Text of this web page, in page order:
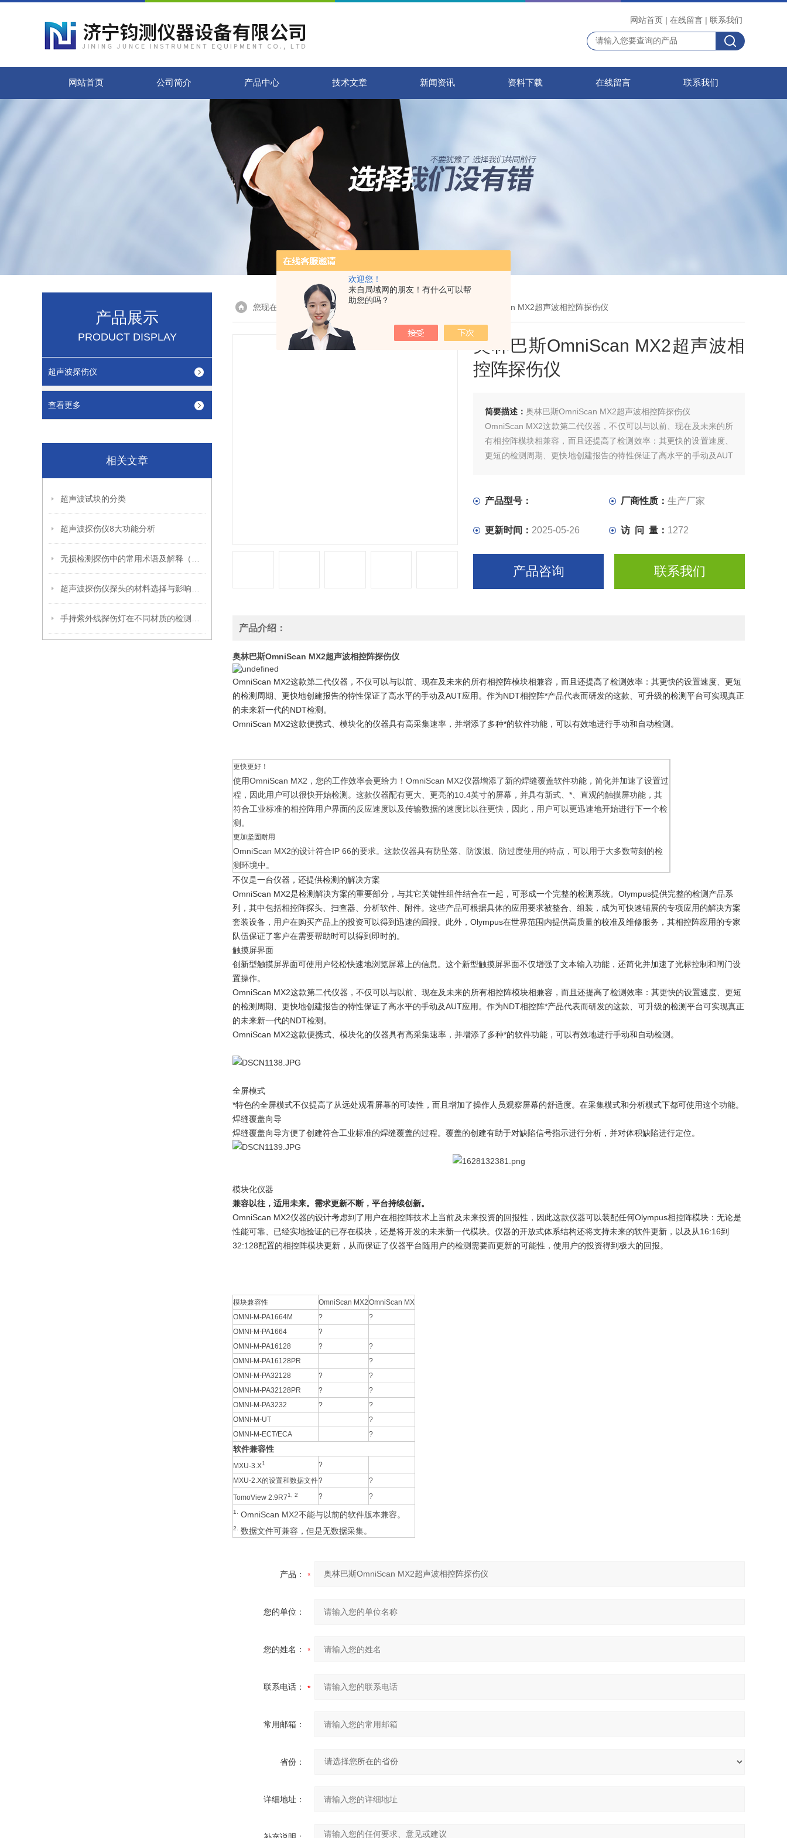
欢迎您！
来自局域网的朋友！有什么可以帮
助您的吗？
网站首页 | 在线留言 | 联系我们
网站首页 公司简介 产品中心 技术文章 新闻资讯 资料下载 在线留言 联系我们
产品展示
PRODUCT DISPLAY
超声波探伤仪
查看更多
相关文章
超声波试块的分类
超声波探伤仪8大功能分析
您现在的位置：首页> 产品展示 > > > 奥林巴斯OmniScan MX2超声波相控阵探伤仪
奥林巴斯OmniScan MX2超声波相
控阵探伤仪
简要描述：奥林巴斯OmniScan MX2超声波相控阵探伤仪
OmniScan MX2这款第二代仪器，不仅可以与以前、现在及未来的所
有相控阵模块相兼容，而且还提高了检测效率：其更快的设置速度、
更短的检测周期、更快地创建报告的特性保证了高水平的手动及AUT
产品型号： 厂商性质：生产厂家
更新时间： 2025-05-26 访 问 量： 1272
产品咨询 联系我们
产品介绍：
奥林巴斯OmniScan MX2超声波相控阵探伤仪
OmniScan MX2这款第二代仪器，不仅可以与以前、现在及未来的所有相控阵模块相兼容，而且还提高了检测效率：其更快的设置速度、更短
的检测周期、更快地创建报告的特性保证了高水平的手动及AUT应用。作为NDT相控阵*产品代表而研发的这款、可升级的检测平台可实现真正
的未来新一代的NDT检测。
OmniScan MX2这款便携式、模块化的仪器具有高采集速率，并增添了多种*的软件功能，可以有效地进行手动和自动检测。
更快更好！
使用OmniScan MX2，您的工作效率会更给力！OmniScan MX2仪器增添了新的焊缝覆盖软件功能，简化并加速了设置过
程，因此用户可以很快开始检测。这款仪器配有更大、更亮的10.4英寸的屏幕，并具有新式、*、直观的触摸屏功能，其
符合工业标准的相控阵用户界面的反应速度以及传输数据的速度比以往更快，因此，用户可以更迅速地开始进行下一个检
测。
更加坚固耐用
OmniScan MX2的设计符合IP 66的要求。这款仪器具有防坠落、防泼溅、防过度使用的特点，可以用于大多数苛刻的检
测环境中。
不仅是一台仪器，还提供检测的解决方案
OmniScan MX2是检测解决方案的重要部分，与其它关键性组件结合在一起，可形成一个完整的检测系统。Olympus提供完整的检测产品系
列，其中包括相控阵探头、扫查器、分析软件、附件。这些产品可根据具体的应用要求被整合、组装，成为可快速铺展的专项应用的解决方案
套装设备，用户在购买产品上的投资可以得到迅速的回报。此外，Olympus在世界范围内提供高质量的校准及维修服务，其相控阵应用的专家
队伍保证了客户在需要帮助时可以得到即时的。
触摸屏界面
创新型触摸屏界面可使用户轻松快速地浏览屏幕上的信息。这个新型触摸屏界面不仅增强了文本输入功能，还简化并加速了光标控制和闸门设
置操作。
OmniScan MX2这款第二代仪器，不仅可以与以前、现在及未来的所有相控阵模块相兼容，而且还提高了检测效率：其更快的设置速度、更短
的检测周期、更快地创建报告的特性保证了高水平的手动及AUT应用。作为NDT相控阵*产品代表而研发的这款、可升级的检测平台可实现真正
的未来新一代的NDT检测。
OmniScan MX2这款便携式、模块化的仪器具有高采集速率，并增添了多种*的软件功能，可以有效地进行手动和自动检测。
全屏模式
*特色的全屏模式不仅提高了从远处观看屏幕的可读性，而且增加了操作人员观察屏幕的舒适度。在采集模式和分析模式下都可使用这个功能。
焊缝覆盖向导
焊缝覆盖向导方便了创建符合工业标准的焊缝覆盖的过程。覆盖的创建有助于对缺陷信号指示进行分析，并对体积缺陷进行定位。
模块化仪器
兼容以往，适用未来。需求更新不断，平台持续创新。
OmniScan MX2仪器的设计考虑到了用户在相控阵技术上当前及未来投资的回报性，因此这款仪器可以装配任何Olympus相控阵模块：无论是
性能可靠、已经实地验证的已存在模块，还是将开发的未来新一代模块。仪器的开放式体系结构还将支持未来的软件更新，以及从16:16到
32:128配置的相控阵模块更新，从而保证了仪器平台随用户的检测需要而更新的可能性，使用户的投资得到极大的回报。
模块兼容性 OmniScan MX2OmniScan MX
OMNI-M-PA1664M
?
?
OMNI-M-PA1664
?
OMNI-M-PA16128
?
?
OMNI-M-PA16128PR
?
OMNI-M-PA32128
?
?
OMNI-M-PA32128PR
?
?
OMNI-M-PA3232
?
?
OMNI-M-UT
?
OMNI-M-ECT/ECA
?
软件兼容性
MXU-3.X1
?
MXU-2.X的设置和数据文件? ?
TomoView 2.9R71, 2 ? ?
1. OmniScan MX2不能与以前的软件版本兼容。
2. 数据文件可兼容，但是无数据采集。
产品：
您的单位：
您的姓名：
联系电话：
常用邮箱：
省份：
详细地址：